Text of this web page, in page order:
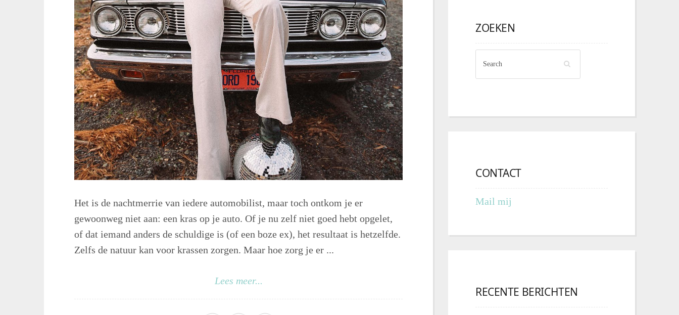
Het is de nachtmerrie van iedere automobilist, maar toch ontkom je er
gewoonweg niet aan: een kras op je auto. Of je nu zelf niet goed hebt opgelet,
of dat iemand anders de schuldige is (of een boze ex), het resultaat is hetzelfde.
Zelfs de natuur kan voor krassen zorgen. Maar hoe zorg je er ...
Lees meer...
ZOEKEN
CONTACT
Mail mij
RECENTE BERICHTEN